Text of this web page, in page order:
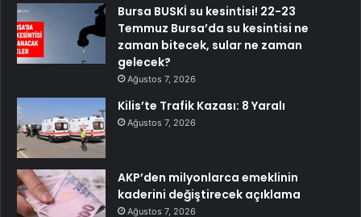
Bursa BUSKİ su kesintisi! 22-23
Temmuz Bursa’da su kesintisi ne
zaman bitecek, sular ne zaman
gelecek?
Ağustos 7, 2026
Kilis’te Trafik Kazası: 8 Yaralı
Ağustos 7, 2026
AKP’den milyonlarca emeklinin
kaderini değiştirecek açıklama
Ağustos 7, 2026